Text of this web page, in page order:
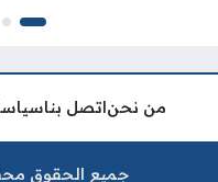
من نحناتصل بنا
جميع الحقوق